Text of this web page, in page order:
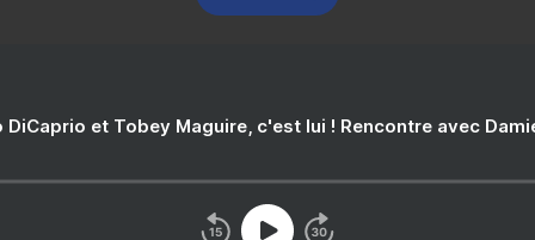
DiCaprio et Tobey Maguire, c'est lui ! Rencontre avec